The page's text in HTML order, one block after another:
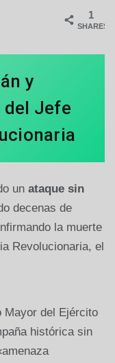
1
SHARES
y
Jefe
un ataque sin
decenas de
la muerte
Revolucionaria, el
Mayor del Ejército
histórica sin